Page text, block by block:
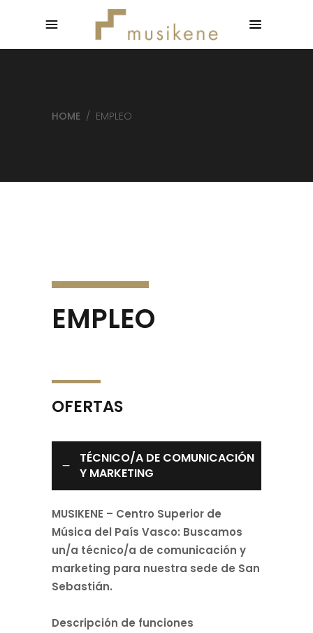
HOME / EMPLEO
EMPLEO
OFERTAS
TÉCNICO/A DE COMUNICACIÓN
Y MARKETING
MUSIKENE – Centro Superior de
Música del País Vasco: Buscamos
un/a técnico/a de comunicación y
marketing para nuestra sede de San
Sebastián.
Descripción de funciones